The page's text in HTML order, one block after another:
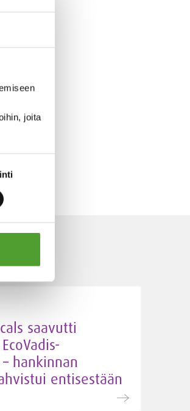
joita
saavutti
hankinnan
entisestään